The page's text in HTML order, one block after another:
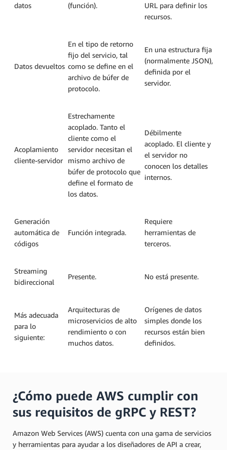
datos
(función).
URL para definir los
recursos.
Datos devueltos
En el tipo de retorno
fijo del servicio, tal
como se define en el
archivo de búfer de
protocolo.
En una estructura fija
(normalmente JSON),
definida por el
servidor.
Acoplamiento
cliente-servidor
Estrechamente
acoplado. Tanto el
cliente como el
servidor necesitan el
mismo archivo de
búfer de protocolo que
define el formato de
los datos.
Débilmente
acoplado. El cliente y
el servidor no
conocen los detalles
internos.
Generación
automática de
códigos
Función integrada.
Requiere
herramientas de
terceros.
Streaming
bidireccional
Presente. No está presente.
Más adecuada
para lo
siguiente:
Arquitecturas de
microservicios de alto
rendimiento o con
muchos datos.
Orígenes de datos
simples donde los
recursos están bien
definidos.
¿Cómo puede AWS cumplir con
sus requisitos de gRPC y REST?
Amazon Web Services (AWS) cuenta con una gama de servicios
y herramientas para ayudar a los diseñadores de API a crear,